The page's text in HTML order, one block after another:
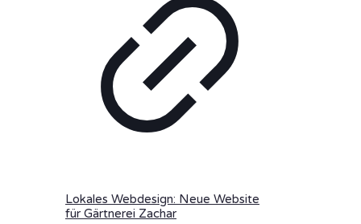
Lokales Webdesign: Neue Website
für Gärtnerei Zachar